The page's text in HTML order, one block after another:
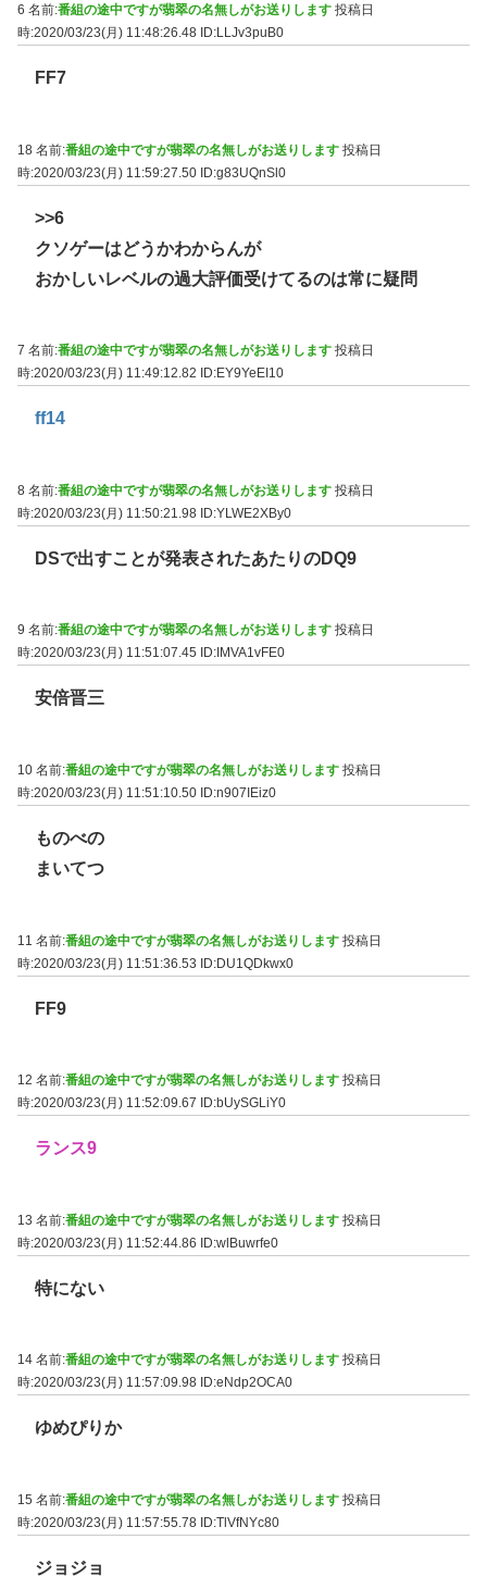
6 名前:番組の途中ですが翡翠の名無しがお送りします 投稿日
時:2020/03/23(月) 11:48:26.48 ID:LLJv3puB0
FF7
18 名前:番組の途中ですが翡翠の名無しがお送りします 投稿日
時:2020/03/23(月) 11:59:27.50 ID:g83UQnSl0
>>6
クソゲーはどうかわからんが
おかしいレベルの過大評価受けてるのは常に疑問
7 名前:番組の途中ですが翡翠の名無しがお送りします 投稿日
時:2020/03/23(月) 11:49:12.82
ID:EY9YeEI10
ff14
8 名前:番組の途中ですが翡翠の名無しがお送りします 投稿日
時:2020/03/23(月) 11:50:21.98 ID:YLWE2XBy0
DSで出すことが発表されたあたりのDQ9
9 名前:番組の途中ですが翡翠の名無しがお送りします 投稿日
時:2020/03/23(月) 11:51:07.45
ID:IMVA1vFE0
安倍晋三
10 名前:番組の途中ですが翡翠の名無しがお送りします 投稿日
時:2020/03/23(月) 11:51:10.50 ID:n907IEiz0
ものべの
まいてつ
11 名前:番組の途中ですが翡翠の名無しがお送りします 投稿日
時:2020/03/23(月) 11:51:36.53 ID:DU1QDkwx0
FF9
12 名前:番組の途中ですが翡翠の名無しがお送りします 投稿日
時:2020/03/23(月) 11:52:09.67
ID:bUySGLiY0
ランス9
13 名前:番組の途中ですが翡翠の名無しがお送りします 投稿日
時:2020/03/23(月) 11:52:44.86 ID:wlBuwrfe0
特にない
14 名前:番組の途中ですが翡翠の名無しがお送りします 投稿日
時:2020/03/23(月) 11:57:09.98 ID:eNdp2OCA0
ゆめぴりか
15 名前:番組の途中ですが翡翠の名無しがお送りします 投稿日
時:2020/03/23(月) 11:57:55.78 ID:TlVfNYc80
ジョジョ